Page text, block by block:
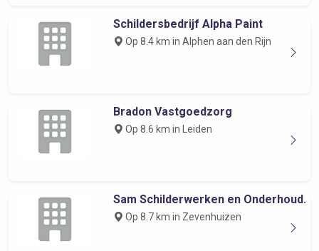
Schildersbedrijf Alpha Paint
Op 8.4 km in Alphen aan den Rijn
Bradon Vastgoedzorg
Op 8.6 km in Leiden
Sam Schilderwerken en Onderhoud.
Op 8.7 km in Zevenhuizen